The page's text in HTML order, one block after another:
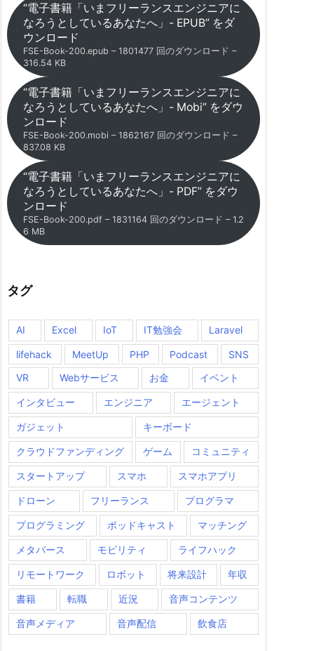
“電子書籍「いまフリーランスエンジニアに
なろうとしているあなたへ」- EPUB” をダ
ウンロード
FSE-Book-200.epub – 1801477 回のダウンロード –
316.54 KB
“電子書籍「いまフリーランスエンジニアに
なろうとしているあなたへ」- Mobi” をダウ
ンロード
FSE-Book-200.mobi – 1862167 回のダウンロード –
837.08 KB
“電子書籍「いまフリーランスエンジニアに
なろうとしているあなたへ」- PDF” をダウ
ンロード
FSE-Book-200.pdf – 1831164 回のダウンロード – 1.2
6 MB
タグ
AI Excel IoT IT勉強会 Laravel
lifehack MeetUp PHP Podcast
SNS
VR
Webサービス お金 イベント
インタビュー エンジニア エージェント
ガジェット キーボード
クラウドファンディング ゲーム コミュニティ
スタートアップ スマホ スマホアプリ
ドローン フリーランス プログラマ
プログラミング ポッドキャスト マッチング
メタバース モビリティ ライフハック
リモートワーク ロボット 将来設計 年収
書籍 転職 近況 音声コンテンツ
音声メディア 音声配信 飲食店